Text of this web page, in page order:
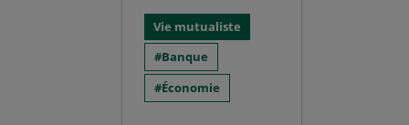
Vie mutualiste
Banque
Économie